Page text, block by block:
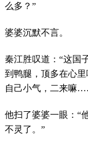
么多？”
婆婆沉默不言。
秦江胜叹道：“这国
到鸭腿，顶多在心
自己小气，二来嘛
他扫了婆婆一眼：“
不灵了。”